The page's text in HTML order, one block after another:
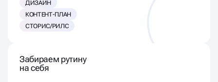
ДИЗАЙН
КОНТЕНТ-ПЛАН
СТОРИС/РИЛС
Забираем рутину
на себя